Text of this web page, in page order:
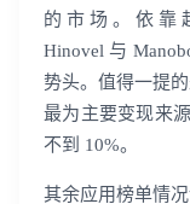
的市场。依靠
Hinovel 与
势头。值得一提
最为主要变现来
不到 10%。
其余应用榜单情